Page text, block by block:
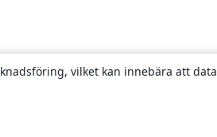
vilket kan innebära att data